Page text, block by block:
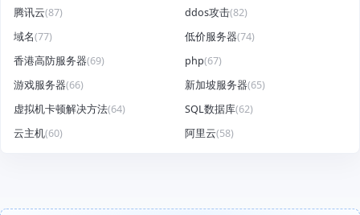
腾讯云(87) ddos攻击(82)
域名(77) 低价服务器(74)
香港高防服务器(69) php(67)
游戏服务器(66) 新加坡服务器(65)
虚拟机卡顿解决方法(64) SQL数据库(62)
云主机(60) 阿里云(58)